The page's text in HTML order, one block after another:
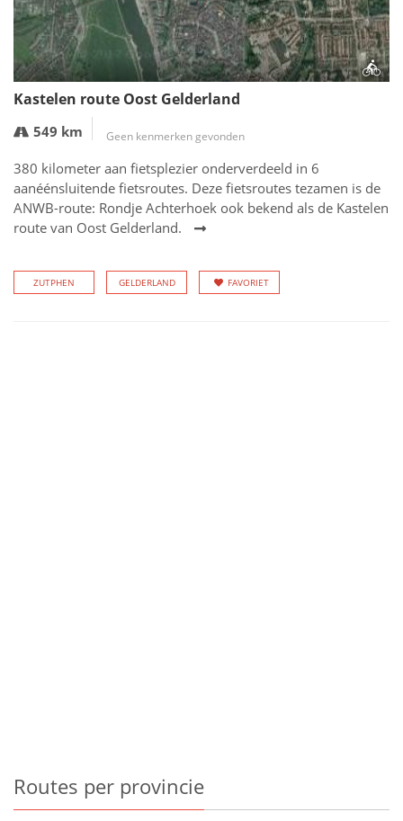
Kastelen route Oost Gelderland
549 km Geen kenmerken gevonden
380 kilometer aan fietsplezier onderverdeeld in 6
aanéénsluitende fietsroutes. Deze fietsroutes tezamen is de
ANWB-route: Rondje Achterhoek ook bekend als de Kastelen
route van Oost Gelderland.
ZUTPHEN GELDERLAND FAVORIET
Routes per provincie